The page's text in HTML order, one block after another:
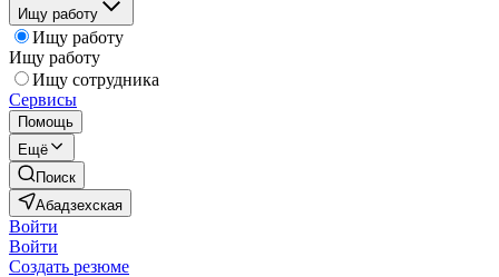
Ищу работу
Ищу работу
Ищу работу
Ищу сотрудника
Сервисы
Помощь
Ещё
Поиск
Абадзехская
Войти
Войти
Создать резюме